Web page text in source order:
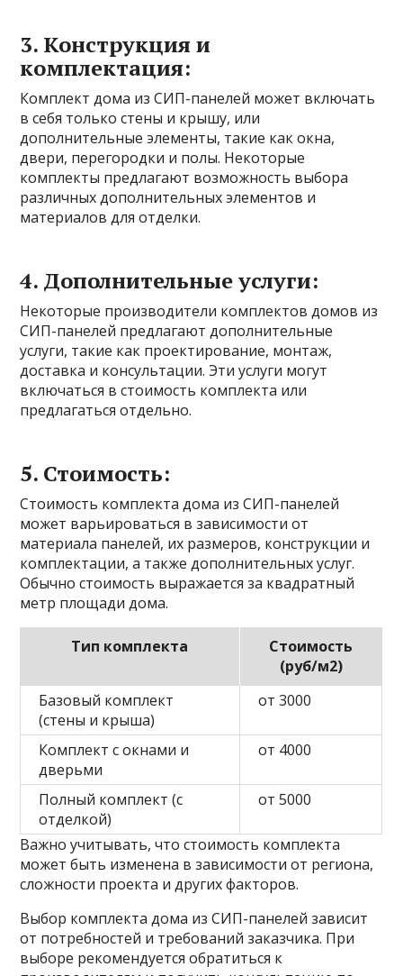
3. Конструкция и
комплектация:
Комплект дома из СИП-панелей может включать
в себя только стены и крышу, или
дополнительные элементы, такие как окна,
двери, перегородки и полы. Некоторые
комплекты предлагают возможность выбора
различных дополнительных элементов и
материалов для отделки.
4. Дополнительные услуги:
Некоторые производители комплектов домов из
СИП-панелей предлагают дополнительные
услуги, такие как проектирование, монтаж,
доставка и консультации. Эти услуги могут
включаться в стоимость комплекта или
предлагаться отдельно.
5. Стоимость:
Стоимость комплекта дома из СИП-панелей
может варьироваться в зависимости от
материала панелей, их размеров, конструкции и
комплектации, а также дополнительных услуг.
Обычно стоимость выражается за квадратный
метр площади дома.
Тип комплекта
Стоимость
(руб/м2)
Базовый комплект
(стены и крыша)
от 3000
Комплект с окнами и
дверьми
от 4000
Полный комплект (с
отделкой)
от 5000
Важно учитывать, что стоимость комплекта
может быть изменена в зависимости от региона,
сложности проекта и других факторов.
Выбор комплекта дома из СИП-панелей зависит
от потребностей и требований заказчика. При
выборе рекомендуется обратиться к